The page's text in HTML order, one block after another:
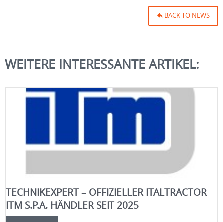
BACK TO NEWS
WEITERE INTERESSANTE ARTIKEL:
TECHNIKEXPERT – OFFIZIELLER ITALTRACTOR
ITM S.P.A. HÄNDLER SEIT 2025